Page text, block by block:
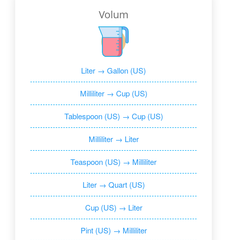
Volum
Liter → Gallon (US)
Milliliter → Cup (US)
Tablespoon (US) → Cup (US)
Milliliter → Liter
Teaspoon (US) → Milliliter
Liter → Quart (US)
Cup (US) → Liter
Pint (US) → Milliliter